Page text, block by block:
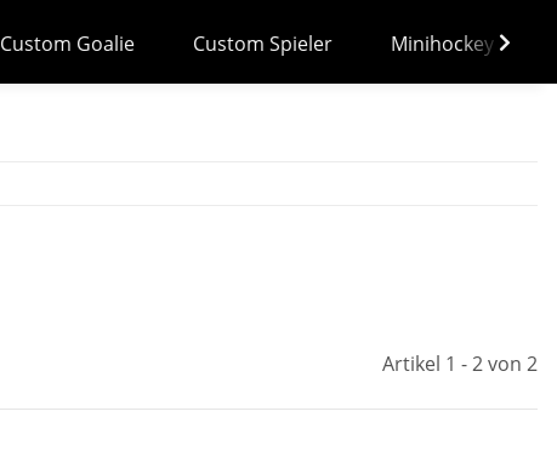
Custom Goalie Custom Spieler Minihockey
Artikel 1 - 2 von 2